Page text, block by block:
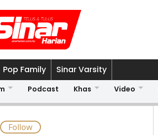
Pop Family Sinar Varsity
Podcast Khas Video